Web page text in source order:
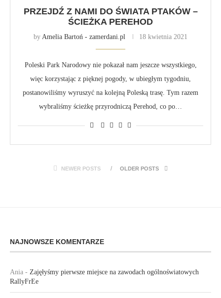
PRZEJDŹ Z NAMI DO ŚWIATA PTAKÓW –
ŚCIEŻKA PEREHOD
by Amelia Bartoń - zamerdani.pl 18 kwietnia 2021
Poleski Park Narodowy nie pokazał nam jeszcze wszystkiego,
więc korzystając z pięknej pogody, w ubiegłym tygodniu,
postanowiliśmy wyruszyć na kolejną Poleską trasę. Tym razem
wybraliśmy ścieżkę przyrodniczą Perehod, co po…
NEWER POSTS OLDER POSTS
NAJNOWSZE KOMENTARZE
Ania - Zajęłyśmy pierwsze miejsce na zawodach ogólnoświatowych
RallyFrEe